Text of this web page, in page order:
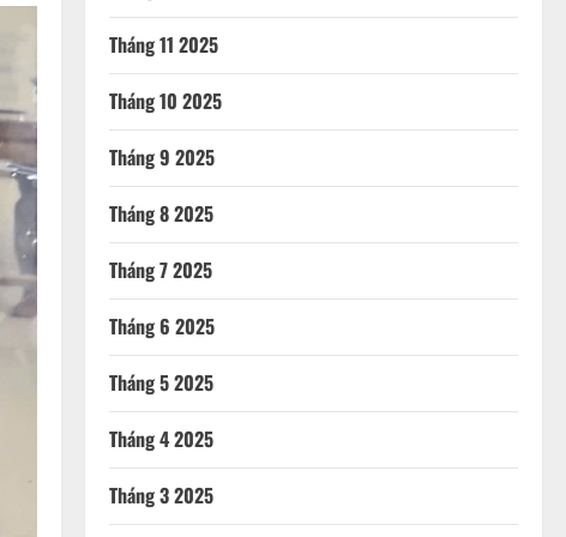
Tháng 11 2025
Tháng 10 2025
Tháng 9 2025
Tháng 8 2025
Tháng 7 2025
Tháng 6 2025
Tháng 5 2025
Tháng 4 2025
Tháng 3 2025